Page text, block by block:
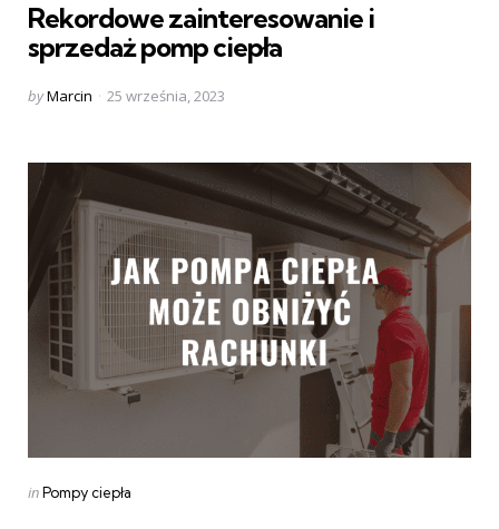
Rekordowe zainteresowanie i
sprzedaż pomp ciepła
Posted
byMarcin 25 września, 2023
Categories
Posted
inPompy ciepła